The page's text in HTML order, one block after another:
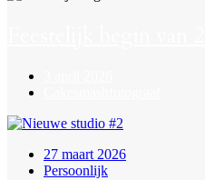
27 maart 2026
Persoonlijk